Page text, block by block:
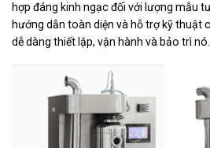
hợp đáng kinh ngạc đối với lượng mẫu
hướng dẫn toàn diện và hỗ trợ kỹ thuật
dễ dàng thiết lập, vận hành và bảo trì nó.